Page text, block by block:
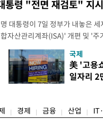
통령 "전면 재검토" 지시
대통령이 7일 정부가 내놓은
자산관리계좌(ISA)' 개편 및 '주
전면 재검토 할 것을 지시했다.
상황 점검 회의에서 ISA 개편
을 둘러싼 투자자들의 반발 등
이 자리에서 이 대통령은 ISA 개
국제
美 '고용
일자리
경제 금융 산업